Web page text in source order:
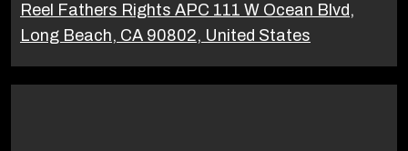
Reel Fathers Rights APC 111 W Ocean Blvd,
Long Beach, CA 90802, United States